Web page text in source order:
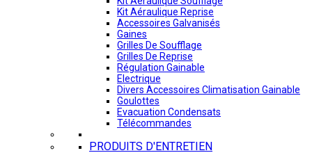
Kit Aéraulique Reprise
Accessoires Galvanisés
Gaines
Grilles De Soufflage
Grilles De Reprise
Régulation Gainable
Electrique
Divers Accessoires Climatisation Gainable
Goulottes
Evacuation Condensats
Télécommandes
PRODUITS D'ENTRETIEN